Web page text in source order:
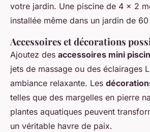
votre jardin. Une piscine de 4 x 2
installée même dans un jardin de 60
Accessoires et décorations
Ajoutez des accessoires mini
jets de massage ou des éclairages
ambiance relaxante. Les
telles que des margelles en pierre
plantes aquatiques peuvent
un véritable havre de paix.